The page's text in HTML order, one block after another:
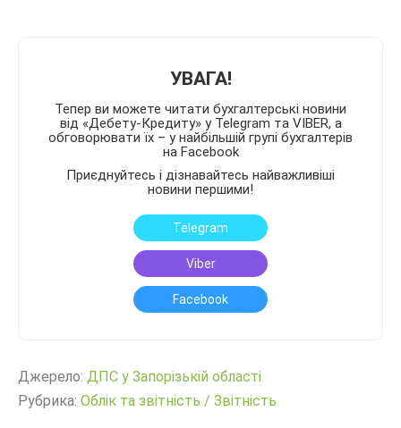
УВАГА!
Тепер ви можете читати бухгалтерські новини
від «Дебету-Кредиту» у Telegram та VIBER, а
обговорювати їх – у найбільшій групі бухгалтерів
на Facebook
Приєднуйтесь і дізнавайтесь найважливіші
новини першими!
Telegram
Viber
Facebook
Джерело: ДПС у Запорізькій області
Рубрика: Облік та звітність / Звітність